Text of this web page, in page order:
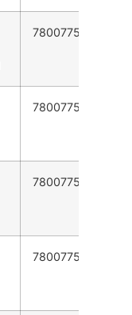
78007753553
78007753553
78007753553
78007753553